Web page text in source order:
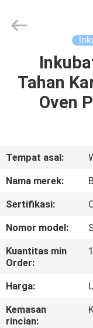
RUMAH
PRODUK
TENTANG
TUR
PABRIK
KONTROL
KUALITAS
Rights
Tahan
Oven
Tempat asal:
Nama merek:
Sertifikasi:
Nomor model:
Kuantitas min
Order:
Harga:
Kemasan
rincian: